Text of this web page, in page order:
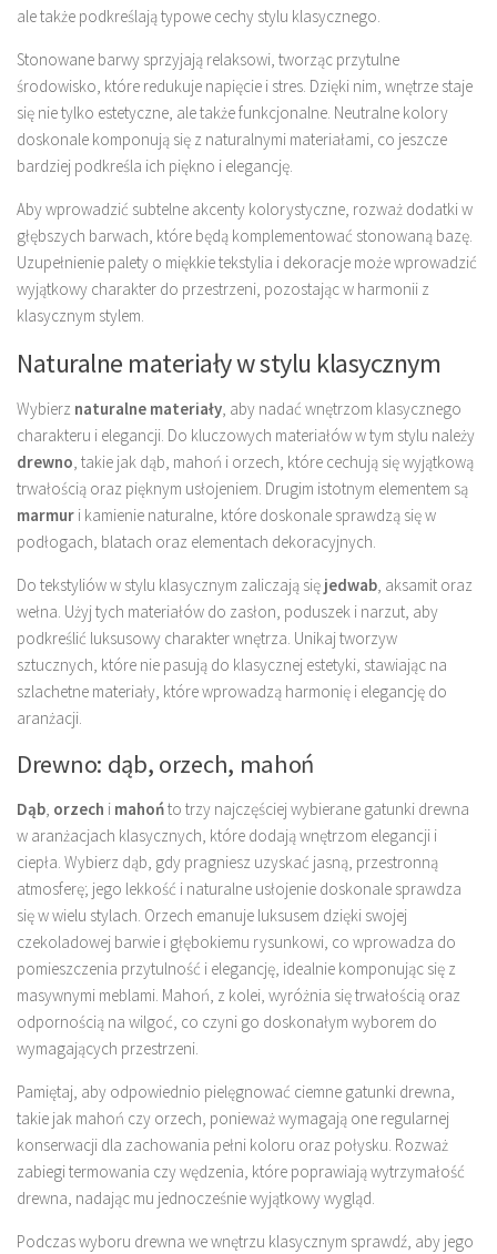
ale także podkreślają typowe cechy stylu klasycznego.
Stonowane barwy sprzyjają relaksowi, tworząc przytulne
środowisko, które redukuje napięcie i stres. Dzięki nim, wnętrze staje
się nie tylko estetyczne, ale także funkcjonalne. Neutralne kolory
doskonale komponują się z naturalnymi materiałami, co jeszcze
bardziej podkreśla ich piękno i elegancję.
Aby wprowadzić subtelne akcenty kolorystyczne, rozważ dodatki w
głębszych barwach, które będą komplementować stonowaną bazę.
Uzupełnienie palety o miękkie tekstylia i dekoracje może wprowadzić
wyjątkowy charakter do przestrzeni, pozostając w harmonii z
klasycznym stylem.
Naturalne materiały w stylu klasycznym
Wybierz naturalne materiały , aby nadać wnętrzom klasycznego
charakteru i elegancji. Do kluczowych materiałów w tym stylu należy
drewno , takie jak dąb, mahoń i orzech, które cechują się wyjątkową
trwałością oraz pięknym usłojeniem. Drugim istotnym elementem są
marmur i kamienie naturalne, które doskonale sprawdzą się w
podłogach, blatach oraz elementach dekoracyjnych.
Do tekstyliów w stylu klasycznym zaliczają się jedwab , aksamit oraz
wełna. Użyj tych materiałów do zasłon, poduszek i narzut, aby
podkreślić luksusowy charakter wnętrza. Unikaj tworzyw
sztucznych, które nie pasują do klasycznej estetyki, stawiając na
szlachetne materiały, które wprowadzą harmonię i elegancję do
aranżacji.
Drewno: dąb, orzech, mahoń
Dąb orzech i mahońto trzy najczęściej wybierane gatunki drewna
w aranżacjach klasycznych, które dodają wnętrzom elegancji i
ciepła. Wybierz dąb, gdy pragniesz uzyskać jasną, przestronną
atmosferę; jego lekkość i naturalne usłojenie doskonale sprawdza
się w wielu stylach. Orzech emanuje luksusem dzięki swojej
czekoladowej barwie i głębokiemu rysunkowi, co wprowadza do
pomieszczenia przytulność i elegancję, idealnie komponując się z
masywnymi meblami. Mahoń, z kolei, wyróżnia się trwałością oraz
odpornością na wilgoć, co czyni go doskonałym wyborem do
wymagających przestrzeni.
Pamiętaj, aby odpowiednio pielęgnować ciemne gatunki drewna,
takie jak mahoń czy orzech, ponieważ wymagają one regularnej
konserwacji dla zachowania pełni koloru oraz połysku. Rozważ
zabiegi termowania czy wędzenia, które poprawiają wytrzymałość
drewna, nadając mu jednocześnie wyjątkowy wygląd.
Podczas wyboru drewna we wnętrzu klasycznym sprawdź, aby jego